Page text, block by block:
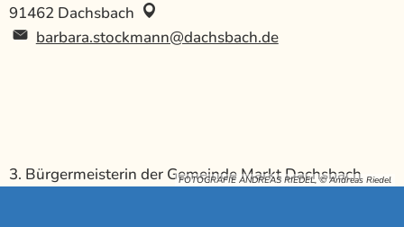
FOTOGRAFIE ANDREAS RIEDEL, © Andreas Riedel
91462 Dachsbach
barbara.stockmann@dachsbach.de
3. Bürgermeisterin der Gemeinde Markt Dachsbach